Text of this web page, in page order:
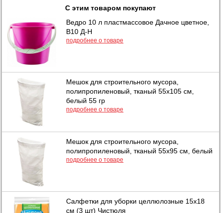
С этим товаром покупают
Ведро 10 л пластмассовое Дачное цветное,
В10 Д-Н
подробнее о товаре
Мешок для строительного мусора,
полипропиленовый, тканый 55х105 см,
белый 55 гр
подробнее о товаре
Мешок для строительного мусора,
полипропиленовый, тканый 55х95 см, белый
подробнее о товаре
Салфетки для уборки целлюлозные 15х18
см (3 шт) Чистюля